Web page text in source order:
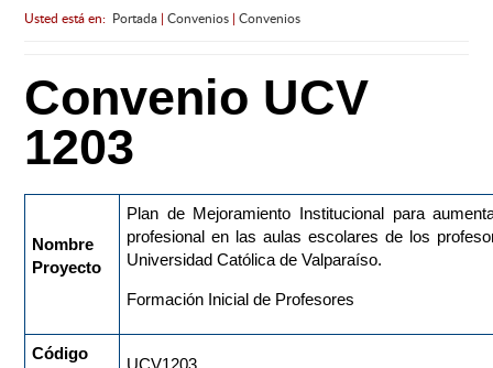
Usted está en: Portada| Convenios| Convenios
Convenio UCV
1203
Nombre
Proyecto
Plan de Mejoramiento Institucional para
profesional en las aulas escolares de los
Universidad Católica de Valparaíso.
Formación Inicial de Profesores
Código